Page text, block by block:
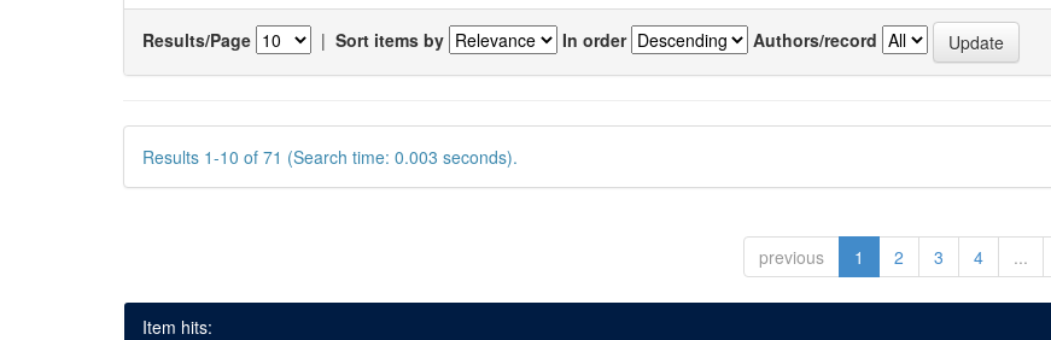
Results/Page | Sort items by In order Authors/record
Results 1-10 of 71 (Search time: 0.003 seconds).
previous 1 2 3 4 ...
Item hits: